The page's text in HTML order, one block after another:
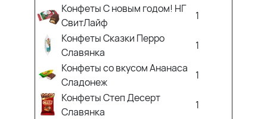
Конфеты С новым годом! НГ
СвитЛайф
1
Конфеты Сказки Перро
Славянка
1
Конфеты со вкусом Ананаса
Сладонеж
1
Конфеты Степ Десерт
Славянка
1